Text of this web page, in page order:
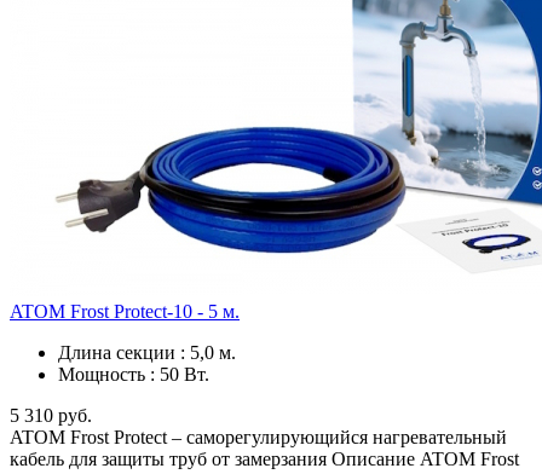
ATOM Frost Protect-10 - 5 м.
Длина секции : 5,0 м.
Мощность : 50 Вт.
5 310 руб.
ATOM Frost Protect – саморегулирующийся нагревательный
кабель для защиты труб от замерзания Описание ATOM Frost